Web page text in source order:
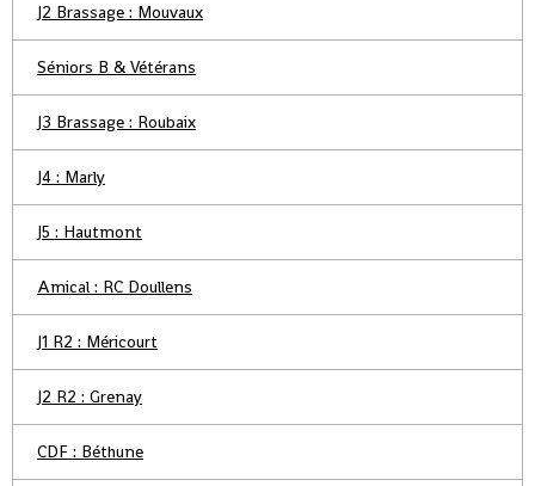
J2 Brassage : Mouvaux
Séniors B & Vétérans
J3 Brassage : Roubaix
J4 : Marly
J5 : Hautmont
Amical : RC Doullens
J1 R2 : Méricourt
J2 R2 : Grenay
CDF : Béthune